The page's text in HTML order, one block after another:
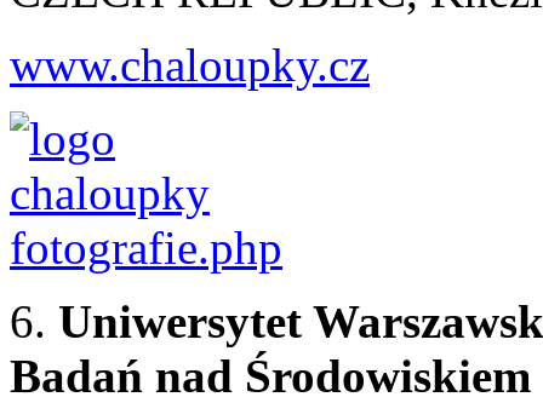
www.chaloupky.cz
6. Uniwersytet
Badań nad